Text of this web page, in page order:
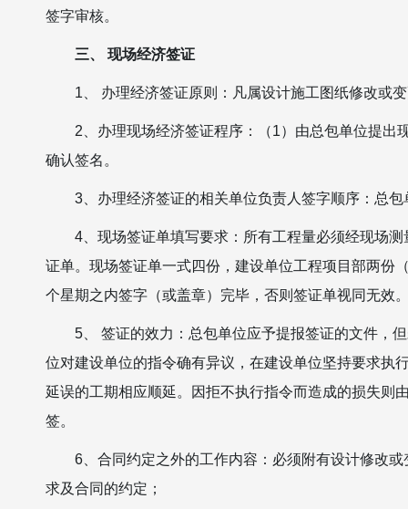
签字审核。
三、 现场经济签证
1、 办理经济签证原则：凡属设计施工图纸修改或
2、办理现场经济签证程序：（1）由总包单位提出
确认签名。
3、办理经济签证的相关单位负责人签字顺序：总
4、现场签证单填写要求：所有工程量必须经现场
证单。现场签证单一式四份，建设单位工程项目部两份
个星期之内签字（或盖章）完毕，否则签证单视同无效
5、 签证的效力：总包单位应予提报签证的文件，
位对建设单位的指令确有异议，在建设单位坚持要求执
延误的工期相应顺延。因拒不执行指令而造成的损失则
签。
6、合同约定之外的工作内容：必须附有设计修改
求及合同的约定；